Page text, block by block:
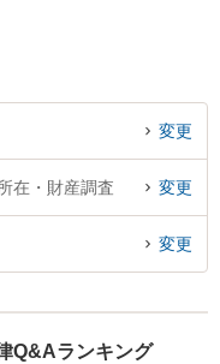
変更
在・財産調査 変更
変更
Q&Aランキング